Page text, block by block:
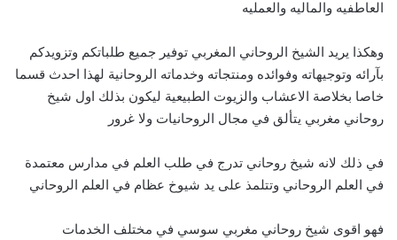
العاطفيه والماليه والعمليه
وهكذا يريد الشيخ الروحاني المغربي توفير جميع طلباتكم وتزويدكم
بآرائه وتوجيهاته وفوائده ومنتجاته وخدماته الروحانية لهذا احدث قسما
خاصا بخلاصة الاعشاب والزيوت الطبيعية ليكون بذلك اول شيخ
روحاني مغربي يتألق في مجال الروحانيات ولا غرور
في ذلك لانه شيخ روحاني تدرج في طلب العلم في مدارس معتمدة
في العلم الروحاني وتتلمذ على يد شيوخ عظام في العلم الروحاني
فهو اقوى شيخ روحاني مغربي سوسي في مختلف الخدمات